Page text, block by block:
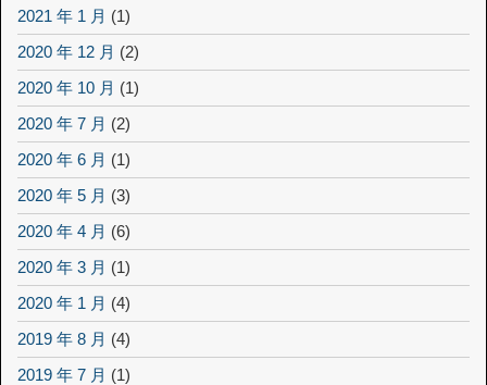
2021 年 1 月 (1)
2020 年 12 月 (2)
2020 年 10 月 (1)
2020 年 7 月 (2)
2020 年 6 月 (1)
2020 年 5 月 (3)
2020 年 4 月 (6)
2020 年 3 月 (1)
2020 年 1 月 (4)
2019 年 8 月 (4)
2019 年 7 月 (1)